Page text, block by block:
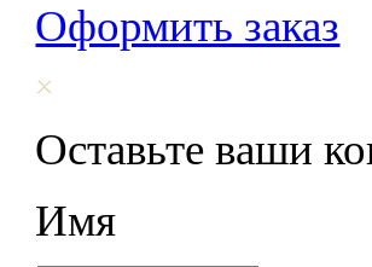
Оформить заказ
Оставьте ваши
Имя